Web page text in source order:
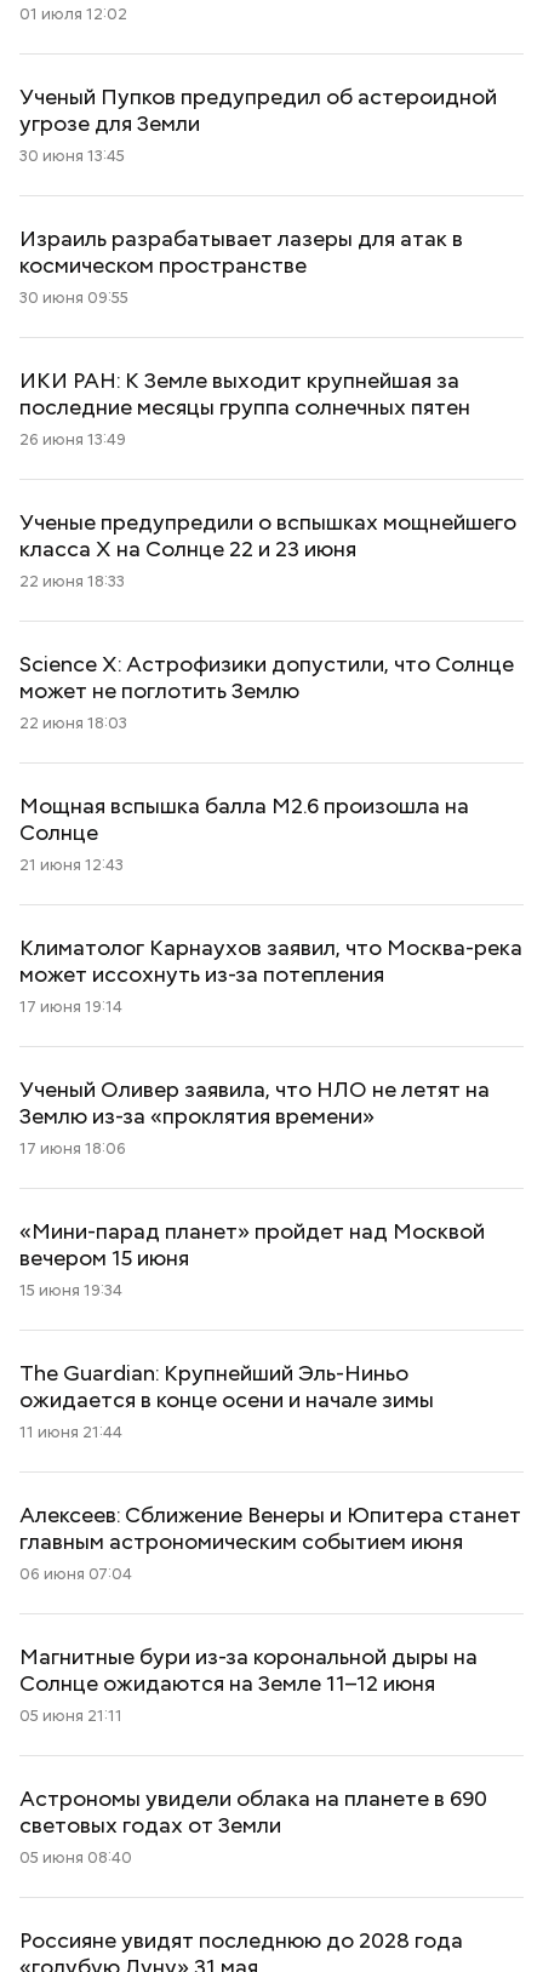
01 июля 12:02
Ученый Пупков предупредил об астероидной
угрозе для Земли
30 июня 13:45
Израиль разрабатывает лазеры для атак в
космическом пространстве
30 июня 09:55
ИКИ РАН: К Земле выходит крупнейшая за
последние месяцы группа солнечных пятен
26 июня 13:49
Ученые предупредили о вспышках мощнейшего
класса X на Солнце 22 и 23 июня
22 июня 18:33
Science X: Астрофизики допустили, что Солнце
может не поглотить Землю
22 июня 18:03
Мощная вспышка балла М2.6 произошла на
Солнце
21 июня 12:43
Климатолог Карнаухов заявил, что Москва-река
может иcсохнуть из-за потепления
17 июня 19:14
Ученый Оливер заявила, что НЛО не летят на
Землю из-за «проклятия времени»
17 июня 18:06
«Мини-парад планет» пройдет над Москвой
вечером 15 июня
15 июня 19:34
The Guardian: Крупнейший Эль-Ниньо
ожидается в конце осени и начале зимы
11 июня 21:44
Алексеев: Сближение Венеры и Юпитера станет
главным астрономическим событием июня
06 июня 07:04
Магнитные бури из-за корональной дыры на
Солнце ожидаются на Земле 11–12 июня
05 июня 21:11
Астрономы увидели облака на планете в 690
световых годах от Земли
05 июня 08:40
Россияне увидят последнюю до 2028 года